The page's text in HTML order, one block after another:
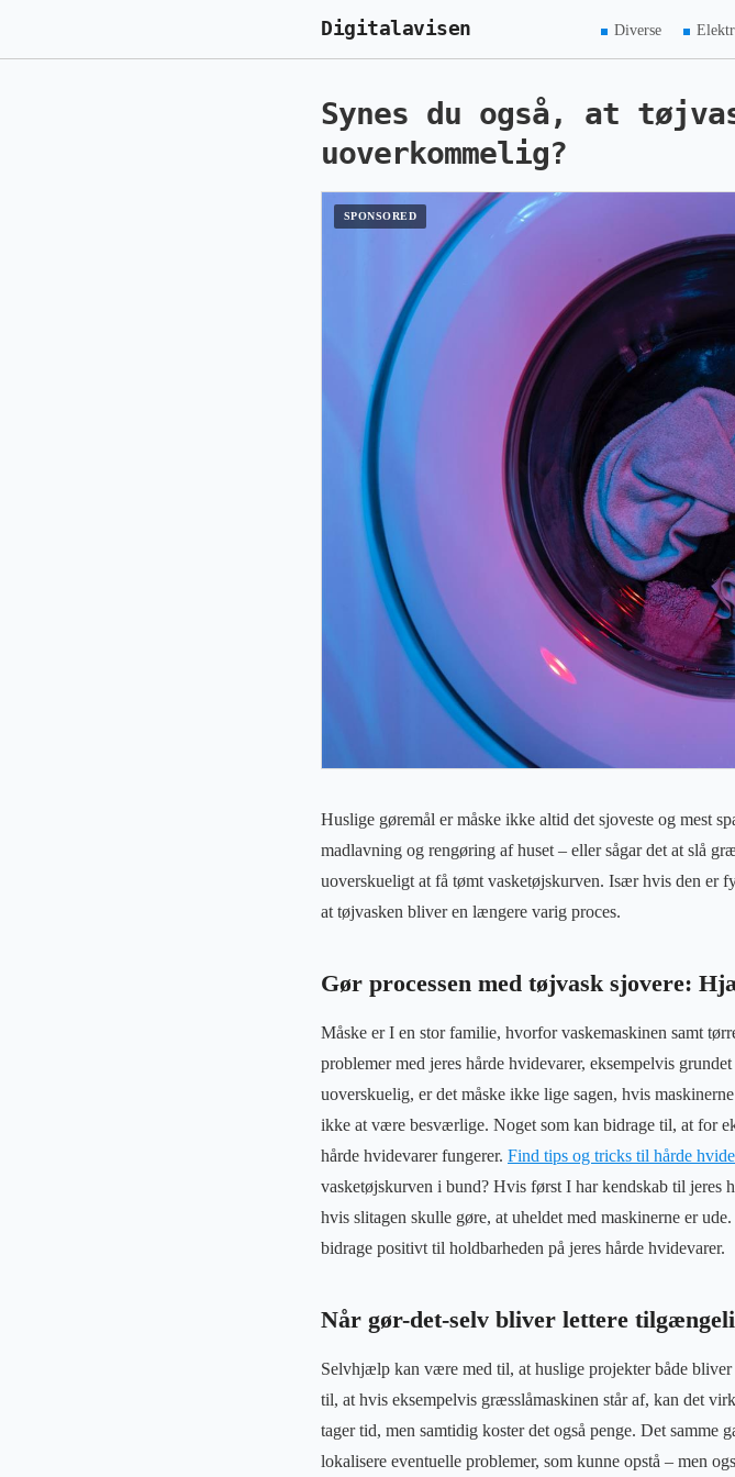
Digitalavisen Diverse
Synes du også, at
uoverkommelig?
Huslige gøremål er måske ikke altid det sjoveste og mest
madlavning og rengøring af huset – eller sågar det at slå
uoverskueligt at få tømt vasketøjskurven. Især hvis den er
at tøjvasken bliver en længere varig proces.
Gør processen med tøjvask sjovere:
Måske er I en stor familie, hvorfor vaskemaskinen samt
problemer med jeres hårde hvidevarer, eksempelvis
uoverskuelig, er det måske ikke lige sagen, hvis
ikke at være besværlige. Noget som kan bidrage til, at for
hårde hvidevarer fungerer. Find tips og tricks til hårde
vasketøjskurven i bund? Hvis først I har kendskab til jeres
hvis slitagen skulle gøre, at uheldet med maskinerne er
bidrage positivt til holdbarheden på jeres hårde hvidevarer.
Når gør-det-selv bliver lettere
Selvhjælp kan være med til, at huslige projekter både
til, at hvis eksempelvis græsslåmaskinen står af, kan det
tager tid, men samtidig koster det også penge. Det
lokalisere eventuelle problemer, som kunne opstå – men